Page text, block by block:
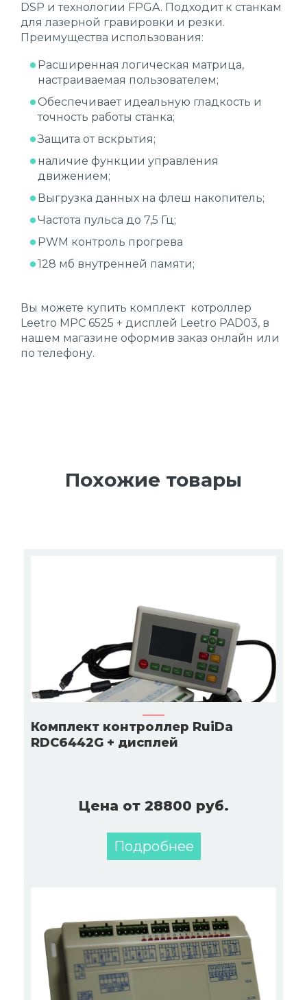
DSP и технологии FPGA. Подходит к станкам
для лазерной гравировки и резки.
Преимущества использования:
Расширенная логическая матрица,
настраиваемая пользователем;
Обеспечивает идеальную гладкость и
точность работы станка;
Защита от вскрытия;
наличие функции управления
движением;
Выгрузка данных на флеш накопитель;
Частота пульса до 7,5 Гц;
PWM контроль прогрева
128 мб внутренней памяти;
Вы можете купить комплект котроллер
Leetro MPC 6525 + дисплей Leetro PAD03, в
нашем магазине оформив заказ онлайн или
по телефону.
Похожие товары
Комплект контроллер RuiDa
RDC6442G + дисплей
Цена от 28800 руб.
Подробнее